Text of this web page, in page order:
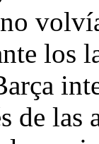
los
de las